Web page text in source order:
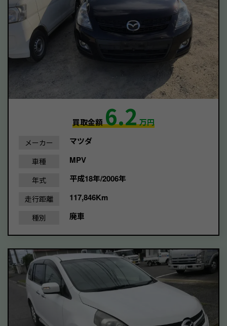
買取金額6.2万円
メーカー マツダ
車種 MPV
年式 平成18年/2006年
走行距離 117,846Km
種別 廃車